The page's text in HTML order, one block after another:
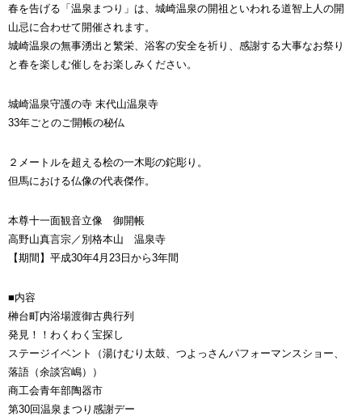
春を告げる「温泉まつり」は、城崎温泉の開祖といわれる道智上人の開
山忌に合わせて開催されます。
城崎温泉の無事湧出と繁栄、浴客の安全を祈り、感謝する大事なお祭り
と春を楽しむ催しをお楽しみください。
城崎温泉守護の寺 末代山温泉寺
33年ごとのご開帳の秘仏
２メートルを超える桧の一木彫の鉈彫り。
但馬における仏像の代表傑作。
本尊十一面観音立像 御開帳
高野山真言宗／別格本山 温泉寺
【期間】平成30年4月23日から3年間
■内容
榊台町内浴場渡御古典行列
発見！！わくわく宝探し
ステージイベント（湯けむり太鼓、つよっさんパフォーマンスショー、
落語（余談宮嶋））
商工会青年部陶器市
第30回温泉まつり感謝デー